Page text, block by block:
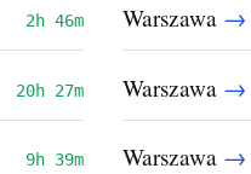
2h 46m Warszawa →
20h 27m Warszawa →
9h 39m Warszawa →